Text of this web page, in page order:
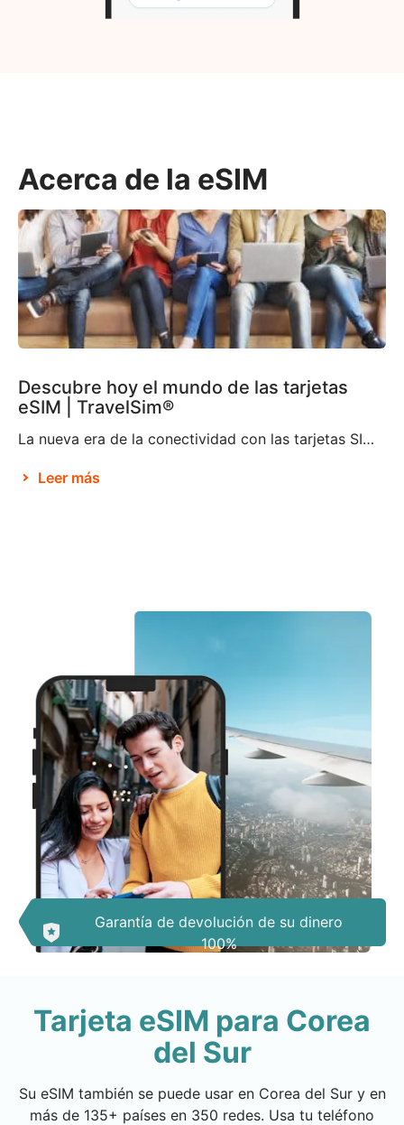
Acerca de la eSIM
Descubre hoy el mundo de las tarjetas
eSIM | TravelSim®
La nueva era de la conectividad con las tarjetas SIM electrónicas Brian X. Chen, redactor jefe de tecnología de consumo de The New York Times, afirma que no pasará mucho tiempo antes de que «la tarjeta SIM física deje de existir«. Parece ser que esto se debe a la decisión de Apple de eliminar la […]
Leer más
Garantía de devolución de su dinero
100%
Tarjeta eSIM para Corea
del Sur
Su eSIM también se puede usar en Corea del Sur y en
más de 135+ países en 350 redes. Usa tu teléfono